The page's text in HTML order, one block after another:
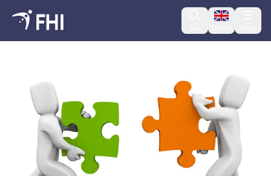
Change
Om Folkehelseinstituttet